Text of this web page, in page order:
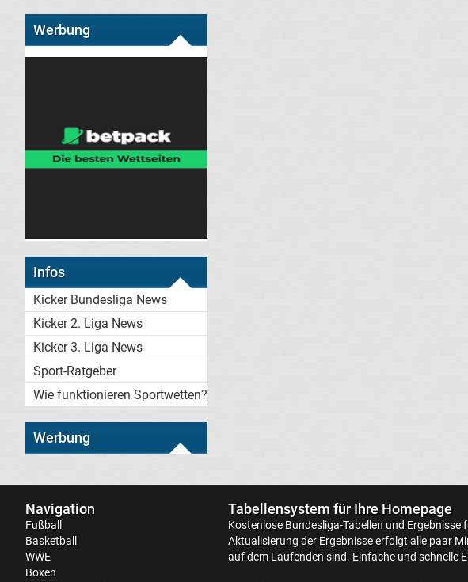
Werbung
Infos
Kicker Bundesliga News
Kicker 2. Liga News
Kicker 3. Liga News
Sport-Ratgeber
Wie funktionieren Sportwetten?
Werbung
Navigation
Fußball
Basketball
WWE
Boxen
Tabellensystem für Ihre Homepage
KostenloseBundesliga-Tabellen und Ergebnisse
Aktualisierung der Ergebnisse erfolgt alle paar
auf dem Laufenden sind. Einfache und schnelle